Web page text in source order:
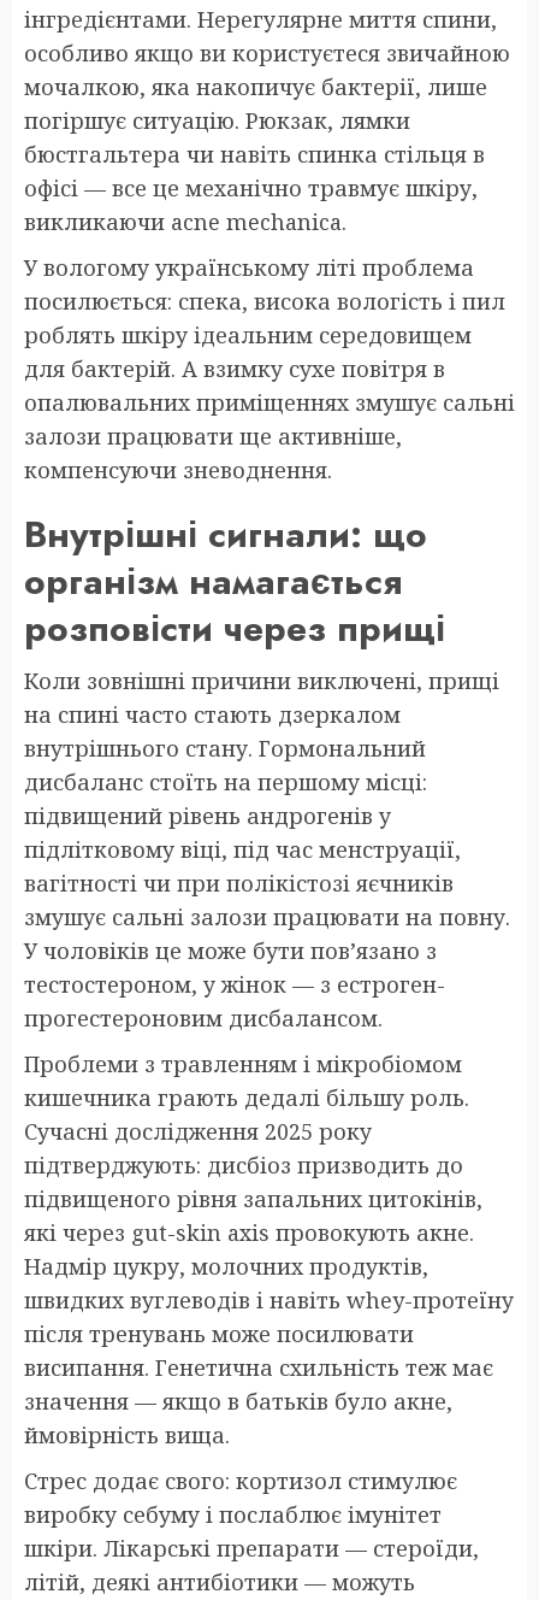
інгредієнтами. Нерегулярне миття спини,
особливо якщо ви користуєтеся звичайною
мочалкою, яка накопичує бактерії, лише
погіршує ситуацію. Рюкзак, лямки
бюстгальтера чи навіть спинка стільця в
офісі — все це механічно травмує шкіру,
викликаючи acne mechanica.
У вологому українському літі проблема
посилюється: спека, висока вологість і пил
роблять шкіру ідеальним середовищем
для бактерій. А взимку сухе повітря в
опалювальних приміщеннях змушує сальні
залози працювати ще активніше,
компенсуючи зневоднення.
Внутрішні сигнали: що
організм намагається
розповісти через прищі
Коли зовнішні причини виключені, прищі
на спині часто стають дзеркалом
внутрішнього стану. Гормональний
дисбаланс стоїть на першому місці:
підвищений рівень андрогенів у
підлітковому віці, під час менструації,
вагітності чи при полікістозі яєчників
змушує сальні залози працювати на повну.
У чоловіків це може бути пов’язано з
тестостероном, у жінок — з естроген-
прогестероновим дисбалансом.
Проблеми з травленням і мікробіомом
кишечника грають дедалі більшу роль.
Сучасні дослідження 2025 року
підтверджують: дисбіоз призводить до
підвищеного рівня запальних цитокінів,
які через gut-skin axis провокують акне.
Надмір цукру, молочних продуктів,
швидких вуглеводів і навіть whey-протеїну
після тренувань може посилювати
висипання. Генетична схильність теж має
значення — якщо в батьків було акне,
ймовірність вища.
Стрес додає свого: кортизол стимулює
виробку себуму і послаблює імунітет
шкіри. Лікарські препарати — стероїди,
літій, деякі антибіотики — можуть